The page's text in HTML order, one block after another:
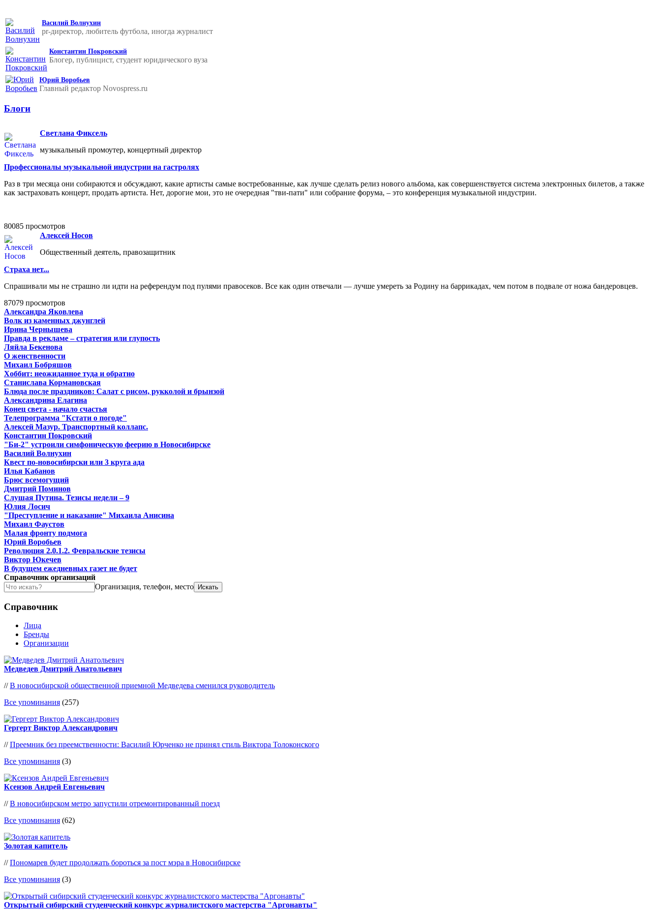
Василий Волнухин
pr-директор, любитель футбола, иногда журналист
Константин Покровский
Блогер, публицист, студент юридического вуза
Юрий Воробьев
Главный редактор Novospress.ru
Блоги
Светлана Фиксель
музыкальный промоутер, концертный директор
Профессионалы музыкальной индустрии на гастролях
Раз в три месяца они собираются и обсуждают, какие артисты самые востребованные, как лучше сделать релиз нового альбома, как совершенствуется система электронных билетов, а также
как застраховать концерт, продать артиста. Нет, дорогие мои, это не очередная "тви-пати" или собрание форума, – это конференция музыкальной индустрии.
80085 просмотров
Алексей Носов
Общественный деятель, правозащитник
Страха нет...
Спрашивали мы не страшно ли идти на референдум под пулями правосеков. Все как один отвечали — лучше умереть за Родину на баррикадах, чем потом в подвале от ножа бандеровцев.
87079 просмотров
Александра Яковлева
Волк из каменных джунглей
Ирина Чернышева
Правда в рекламе – стратегия или глупость
Ляйла Бекенова
О женственности
Михаил Бобряшов
Хоббит: неожиданное туда и обратно
Станислава Кормановская
Блюда после праздников: Салат с рисом, рукколой и брынзой
Александрина Елагина
Конец света - начало счастья
Телепрограмма "Кстати о погоде"
Алексей Мазур. Транспортный коллапс.
Константин Покровский
"Би-2" устроили симфоническую феерию в Новосибирске
Василий Волнухин
Квест по-новосибирски или 3 круга ада
Илья Кабанов
Брюс всемогущий
Дмитрий Поминов
Слушая Путина. Тезисы недели – 9
Юлия Лосич
"Преступление и наказание" Михаила Анисина
Михаил Фаустов
Малая фронту подмога
Юрий Воробьев
Революция 2.0.1.2. Февральские тезисы
Виктор Юкечев
В будущем ежедневных газет не будет
Справочник организаций
Организация, телефон, место
Справочник
Лица
Бренды
Организации
Медведев Дмитрий Анатольевич
//В новосибирской общественной приемной Медведева сменился руководитель
Все упоминания (257)
Гергерт Виктор Александрович
//Преемник без преемственности: Василий Юрченко не принял стиль Виктора Толоконского
Все упоминания (3)
Ксензов Андрей Евгеньевич
//В новосибирском метро запустили отремонтированный поезд
Все упоминания (62)
Золотая капитель
//Пономарев будет продолжать бороться за пост мэра в Новосибирске
Все упоминания (3)
Открытый сибирский студенческий конкурс журналистского мастерства "Аргонавты"